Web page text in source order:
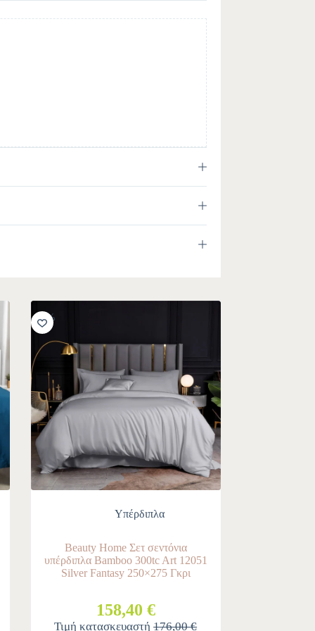
-10%
Υπέρδιπλα
Beauty Home Σετ σεντόνια
υπέρδιπλα Bamboo 300tc Art 12051
Silver Fantasy 250×275 Γκρι
158,40 €
Τιμή κατασκευαστή176,00 €